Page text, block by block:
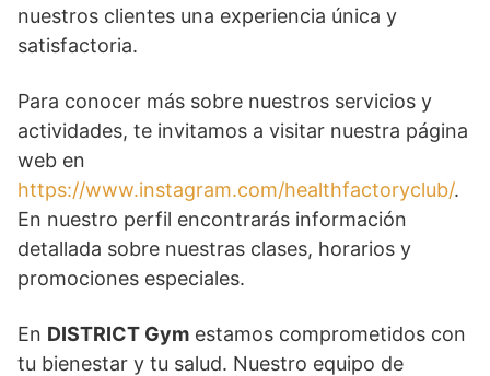
nuestros clientes una experiencia única y
satisfactoria.
Para conocer más sobre nuestros servicios y
actividades, te invitamos a visitar nuestra página
web en
https://www.instagram.com/healthfactoryclub/.
En nuestro perfil encontrarás información
detallada sobre nuestras clases, horarios y
promociones especiales.
En DISTRICT Gym estamos comprometidos con
tu bienestar y tu salud. Nuestro equipo de